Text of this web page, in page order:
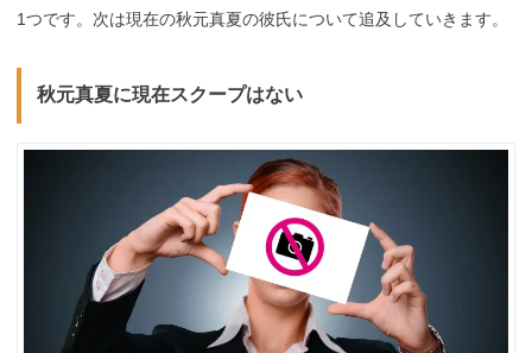
1つです。次は現在の秋元真夏の彼氏について追及していきます。
秋元真夏に現在スクープはない